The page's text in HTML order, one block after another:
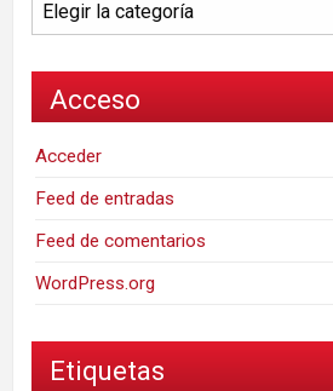
Acceso
Acceder
Feed de entradas
Feed de comentarios
WordPress.org
Etiquetas